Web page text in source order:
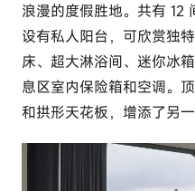
浪漫的度假胜地。共有
设有私人阳台，可欣赏独
床、超大淋浴间、迷你冰
息区室内保险箱和空调。
和拱形天花板，增添了另一